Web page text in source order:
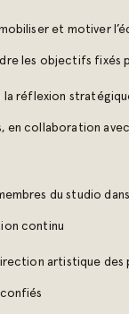
et motiver
les objectifs fixés
la réflexion
en collaboration
du studio
continu
artistique